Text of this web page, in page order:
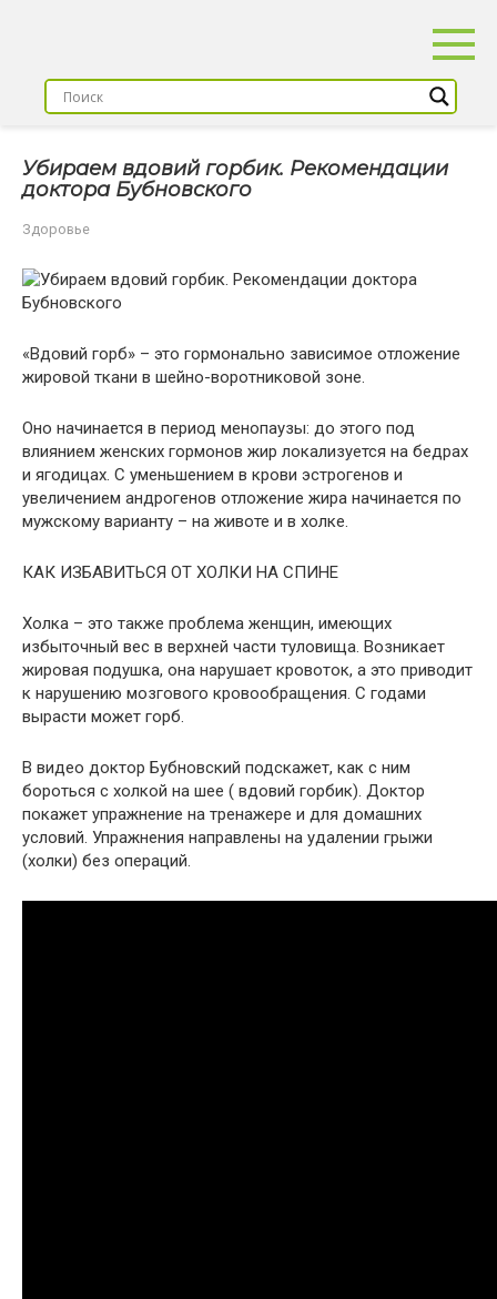
Убираем вдовий горбик. Рекомендации
доктора Бубновского
Здоровье
«Вдовий горб» – это гормонально зависимое отложение
жировой ткани в шейно-воротниковой зоне.
Оно начинается в период менопаузы: до этого под
влиянием женских гормонов жир локализуется на бедрах
и ягодицах. С уменьшением в крови эстрогенов и
увеличением андрогенов отложение жира начинается по
мужскому варианту – на животе и в холке.
КАК ИЗБАВИТЬСЯ ОТ ХОЛКИ НА СПИНЕ
Холка – это также проблема женщин, имеющих
избыточный вес в верхней части туловища. Возникает
жировая подушка, она нарушает кровоток, а это приводит
к нарушению мозгового кровообращения. С годами
вырасти может горб.
В видео доктор Бубновский подскажет, как с ним
бороться с холкой на шее ( вдовий горбик). Доктор
покажет упражнение на тренажере и для домашних
условий. Упражнения направлены на удалении грыжи
(холки) без операций.